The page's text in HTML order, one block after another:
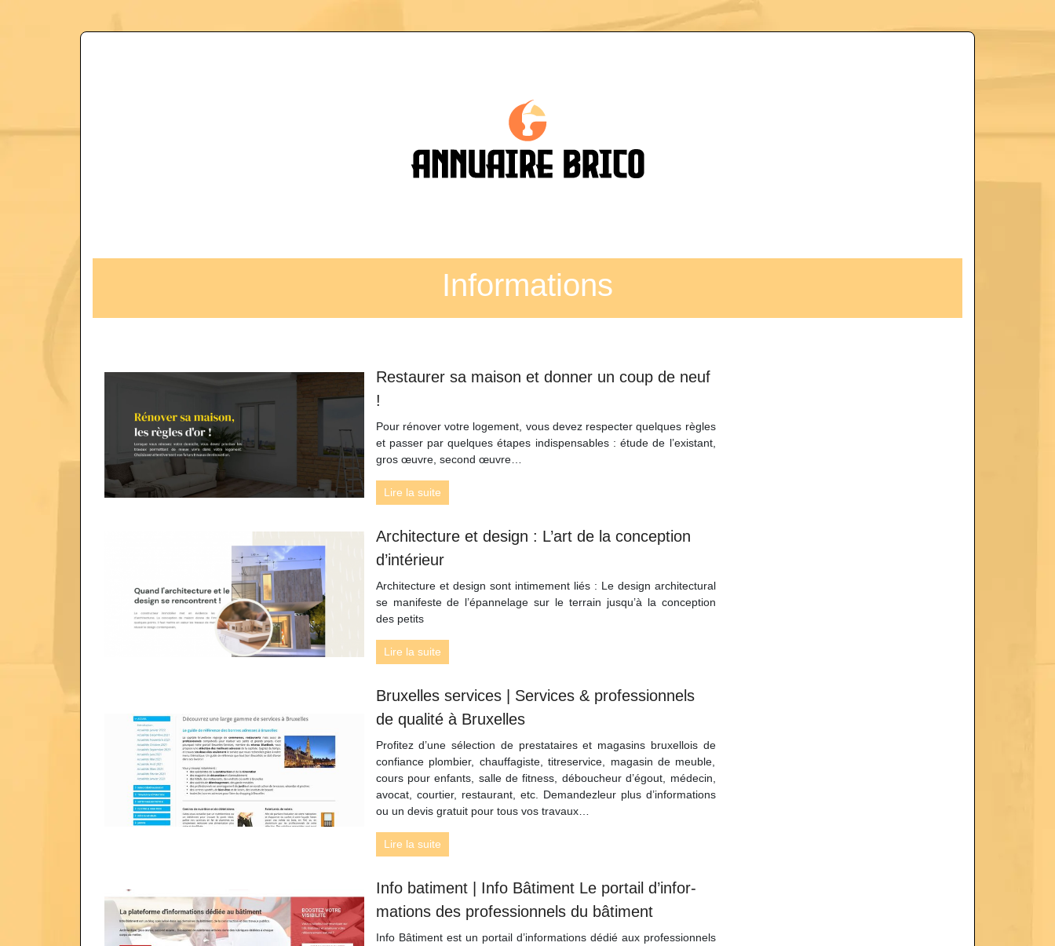
Informations
Restaurer sa maison et donner un coup de neuf
!
Pour rénover votre logement, vous devez respecter quelques règles
et passer par quelques étapes indispensables : étude de l’existant,
gros œuvre, second œuvre…
Lire la suite
Architecture et design : L’art de la conception
d’intérieur
Architecture et design sont intimement liés : Le design architectural
se manifeste de l’épannelage sur le terrain jusqu’à la conception
des petits
Lire la suite
Bruxelles services | Services & profes­sion­nels
de qualité à Bruxelles
Profitez d’une sélection de prestataires et magasins bruxellois de
confiance plombier, chauffagiste, titreservice, magasin de meuble,
cours pour enfants, salle de fitness, déboucheur d’égout, médecin,
avocat, courtier, restaurant, etc. Demandezleur plus d’informations
ou un devis gratuit pour tous vos travaux…
Lire la suite
Info batiment | Info Bâtiment Le portail d’infor­
ma­tions des profes­sion­nels du bâtiment
Info Bâtiment est un portail d’informations dédié aux professionnels